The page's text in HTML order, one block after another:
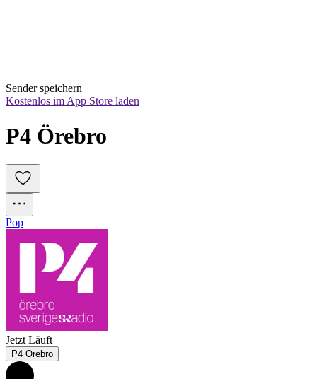
Sender speichern
Kostenlos im App Store laden
P4 Örebro
Pop
Jetzt Läuft
P4 Örebro